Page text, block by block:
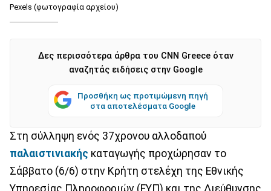
Pexels (φωτογραφία αρχείου)
Δες περισσότερα άρθρα του CNN Greece όταν
αναζητάς ειδήσεις στην Google
Προσθήκη ως προτιμώμενη πηγή
στα αποτελέσματα Google
Στη σύλληψη ενός 37χρονου αλλοδαπού
παλαιστινιακής καταγωγής προχώρησαν το
Σάββατο (6/6) στην Κρήτη στελέχη της Εθνικής
Υπηρεσίας Πληροφοριών (ΕΥΠ) και της Διεύθυνσης